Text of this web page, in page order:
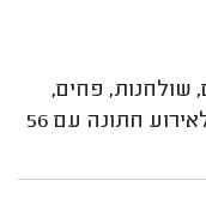
שולחנות, פחים,
מאווררים, כוסות ומקרר לאירוע חתונה עם 56